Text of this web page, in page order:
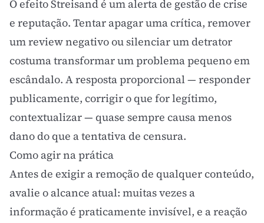
O efeito Streisand é um alerta de gestão de crise
e reputação. Tentar apagar uma crítica, remover
um review negativo ou silenciar um detrator
costuma transformar um problema pequeno em
escândalo. A resposta proporcional — responder
publicamente, corrigir o que for legítimo,
contextualizar — quase sempre causa menos
dano do que a tentativa de censura.
Como agir na prática
Antes de exigir a remoção de qualquer conteúdo,
avalie o alcance atual: muitas vezes a
informação é praticamente invisível, e a reação